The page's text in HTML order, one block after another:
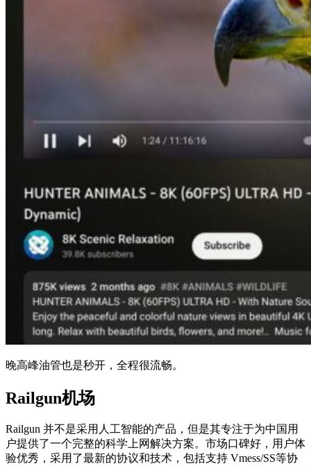
晚高峰油管也是秒开，全程很流畅。
Railgun机场
Railgun 并不是采用人工智能的产品，但是其专注于为中国用
户提供了一个完整的科学上网解决方案。市场口碑好，用户体
验优秀，采用了最新的协议和技术，包括支持 Vmess/SS等协